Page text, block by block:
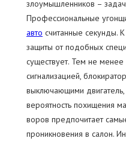
злоумышленников –
Профессиональные
авто считанные секунды.
защиты от подобных
существует. Тем не
сигнализацией,
выключающими
вероятность похищения
воров предпочитает
проникновения в салон.